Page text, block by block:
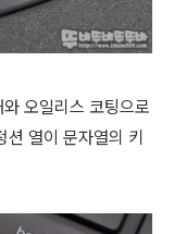
오일리스 코팅으로
열이 문자열의 키